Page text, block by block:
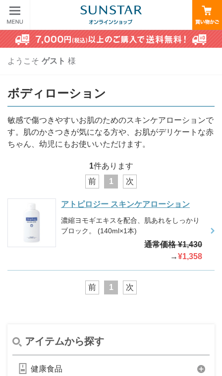
ようこそ ゲスト 様
ボディローション
敏感で傷つきやすいお肌のためのスキンケアローションで
す。肌のかさつきが気になる方や、お肌がデリケートな赤
ちゃん、幼児にもお使いいただけます。
1件あります
前
1 次
アトピロジー スキンケアローション
濃縮ヨモギエキスを配合、肌あれをしっかり
ブロック。 (140ml×1本)
通常価格 ¥1,430
→¥1,358
前 1 次
アイテムから探す
健康食品